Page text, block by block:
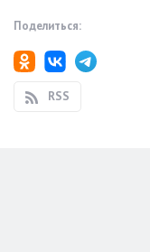
Поделиться:
RSS